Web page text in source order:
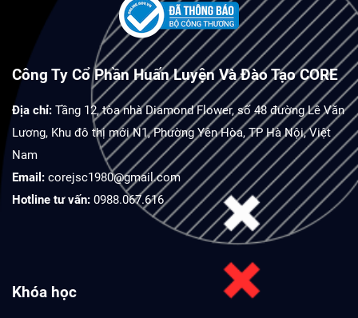
Công Ty Cổ Phần Huấn Luyện Và Đào Tạo CORE
Địa chỉ: Tầng 12, tòa nhà Diamond Flower, số 48 đường Lê Văn
Lương, Khu đô thị mới N1, Phường Yên Hòa, TP Hà Nội, Việt
Nam
Email: corejsc1980@gmail.com
Hotline tư vấn: 0988.067.616
Khóa học